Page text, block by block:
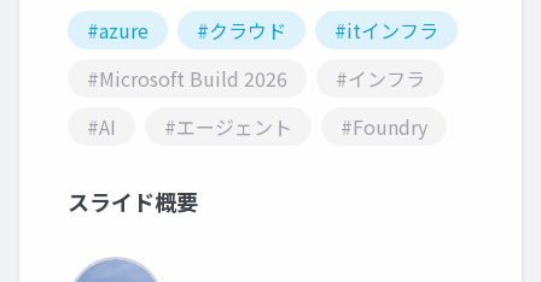
#azure #クラウド
#itインフラ
#Microsoft Build 2026
#インフラ
#AI
#エージェント #Foundry
スライド概要